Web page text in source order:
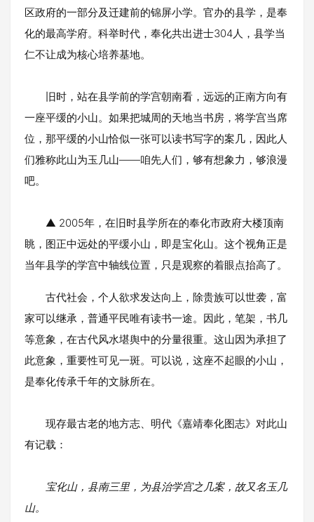
区政府的一部分及迁建前的锦屏小学。官办的县学，是奉
化的最高学府。科举时代，奉化共出进士304人，县学当
仁不让成为核心培养基地。
旧时，站在县学前的学宫朝南看，远远的正南方向有
一座平缓的小山。如果把城周的天地当书房，将学宫当席
位，那平缓的小山恰似一张可以读书写字的案几，因此人
们雅称此山为玉几山——咱先人们，够有想象力，够浪漫
吧。
▲ 2005年，在旧时县学所在的奉化市政府大楼顶南
眺，图正中远处的平缓小山，即是宝化山。这个视角正是
当年县学的学宫中轴线位置，只是观察的着眼点抬高了。
古代社会，个人欲求发达向上，除贵族可以世袭，富
家可以继承，普通平民唯有读书一途。因此，笔架，书几
等意象，在古代风水堪舆中的分量很重。这山因为承担了
此意象，重要性可见一斑。可以说，这座不起眼的小山，
是奉化传承千年的文脉所在。
现存最古老的地方志、明代《嘉靖奉化图志》对此山
有记载：
宝化山，县南三里，为县治学宫之几案，故又名玉几
山。